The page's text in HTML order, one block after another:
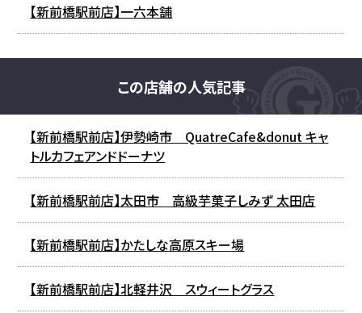
【新前橋駅前店】一六本舗
この店舗の人気記事
【新前橋駅前店】伊勢崎市 QuatreCafe&donut キャ
トルカフェアンドドーナツ
【新前橋駅前店】太田市 高級芋菓子しみず 太田店
【新前橋駅前店】かたしな高原スキー場
【新前橋駅前店】北軽井沢 スウィートグラス